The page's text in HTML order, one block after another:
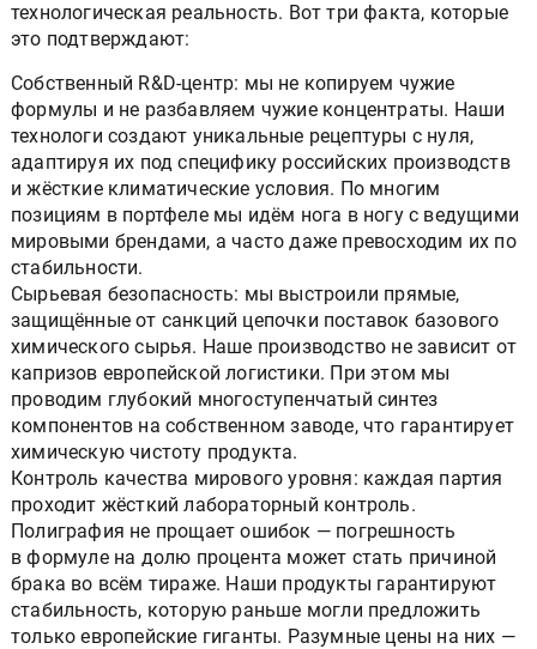
технологическая реальность. Вот три факта, которые
это подтверждают:
Собственный R&D-центр: мы не копируем чужие
формулы и не разбавляем чужие концентраты. Наши
технологи создают уникальные рецептуры с нуля,
адаптируя их под специфику российских производств
и жёсткие климатические условия. По многим
позициям в портфеле мы идём нога в ногу с ведущими
мировыми брендами, а часто даже превосходим их по
стабильности.
Сырьевая безопасность: мы выстроили прямые,
защищённые от санкций цепочки поставок базового
химического сырья. Наше производство не зависит от
капризов европейской логистики. При этом мы
проводим глубокий многоступенчатый синтез
компонентов на собственном заводе, что гарантирует
химическую чистоту продукта.
Контроль качества мирового уровня: каждая партия
проходит жёсткий лабораторный контроль.
Полиграфия не прощает ошибок — погрешность
в формуле на долю процента может стать причиной
брака во всём тираже. Наши продукты гарантируют
стабильность, которую раньше могли предложить
только европейские гиганты. Разумные цены на них —